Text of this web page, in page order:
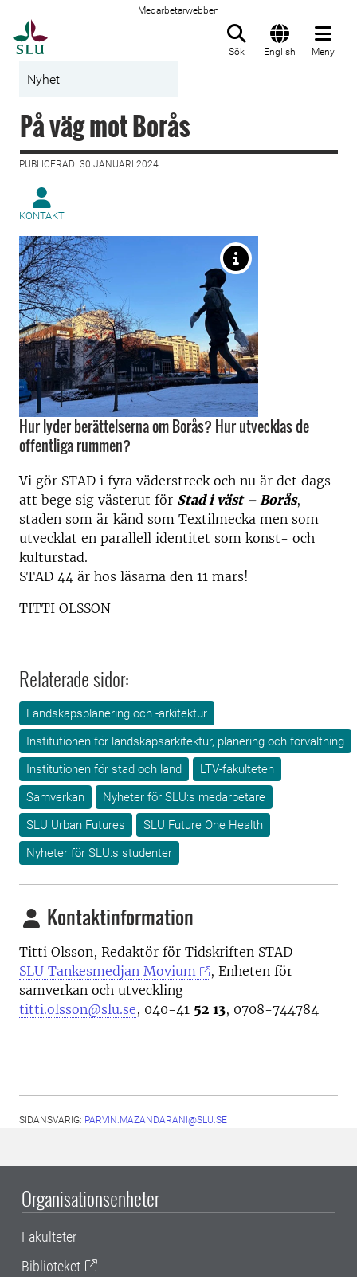
Medarbetarwebben
Sök English Meny
Nyhet
På väg mot Borås
PUBLICERAD: 30 JANUARI 2024
KONTAKT
Hur lyder berättelserna om Borås? Hur utvecklas de
offentliga rummen?
Vi gör STAD i fyra väderstreck och nu är det dags
att bege sig västerut för Stad i väst – Borås,
staden som är känd som Textilmecka men som
utvecklat en parallell identitet som konst- och
kulturstad.
STAD 44 är hos läsarna den 11 mars!
TITTI OLSSON
Relaterade sidor:
Landskapsplanering och -arkitektur
Institutionen för landskapsarkitektur, planering och förvaltning
Institutionen för stad och land
LTV-fakulteten
Samverkan
Nyheter för SLU:s medarbetare
SLU Urban Futures
SLU Future One Health
Nyheter för SLU:s studenter
Kontaktinformation
Titti Olsson, Redaktör för Tidskriften STAD
SLU Tankesmedjan Movium
, Enheten för
samverkan och utveckling
titti.olsson@slu.se, 040-41 52 13, 0708-744784
SIDANSVARIG: PARVIN.MAZANDARANI@SLU.SE
Organisationsenheter
Fakulteter
Biblioteket